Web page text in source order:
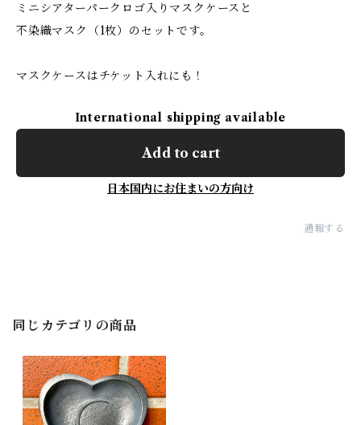
ミニシアターパークロゴ入りマスクケースと
不染織マスク（1枚）のセットです。
マスクケースはチケット入れにも！
International shipping available
Add to cart
日本国内にお住まいの方向け
通報する
同じカテゴリの商品